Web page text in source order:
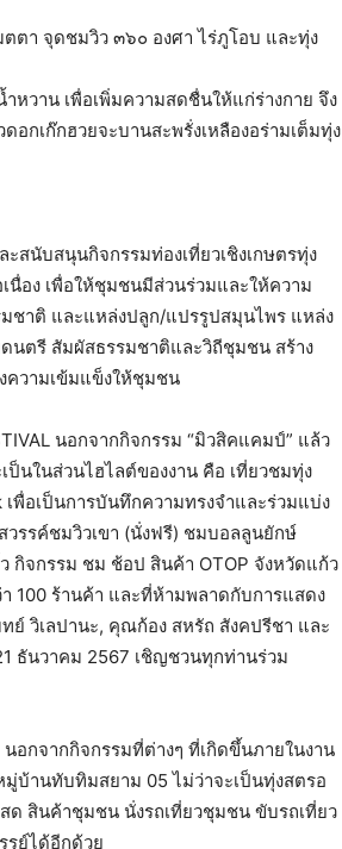
ตา จุดชมวิว ๓๖๐ องศา ไร่ภูโอบ และทุ่ง
หวาน เพื่อเพิ่มความสดชื่นให้แก่ร่างกาย จึง
อกเก๊กฮวยจะบานสะพรั่งเหลืองอร่ามเต็มทุ่ง
สนับสนุนกิจกรรมท่องเที่ยวเชิงเกษตรทุ่ง
นื่อง เพื่อให้ชุมชนมีส่วนร่วมและให้ความ
ชาติ และแหล่งปลูก/แปรรูปสมุนไพร แหล่ง
นตรี สัมผัสธรรมชาติและวิถีชุมชน สร้าง
ความเข้มแข็งให้ชุมชน
นอกจากกิจกรรม “มิวสิคแคมป์” แล้ว
นในส่วนไฮไลต์ของงาน คือ เที่ยวชมทุ่ง
พื่อเป็นการบันทึกความทรงจำและร่วมแบ่ง
รรค์ชมวิวเขา (นั่งฟรี) ชมบอลลูนยักษ์
กิจกรรม ชม ช้อป สินค้า OTOP จังหวัดแก้ว
100 ร้านค้า และที่ห้ามพลาดกับการแสดง
วิเลปานะ, คุณก้อง สหรัถ สังคปรีชา และ
ธันวาคม 2567 เชิญชวนทุกท่านร่วม
อกจากกิจกรรมที่ต่างๆ ที่เกิดขึ้นภายในงาน
มู่บ้านทับทิมสยาม 05 ไม่ว่าจะเป็นทุ่งสตรอ
ด สินค้าชุมชน นั่งรถเที่ยวชุมชน ขับรถเที่ยว
รย์ได้อีกด้วย